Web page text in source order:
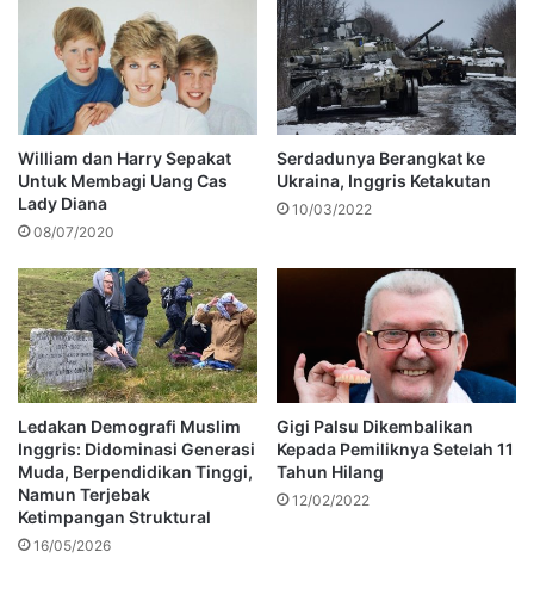
William dan Harry Sepakat
Untuk Membagi Uang Cas
Lady Diana
08/07/2020
Serdadunya Berangkat ke
Ukraina, Inggris Ketakutan
10/03/2022
Ledakan Demografi Muslim
Inggris: Didominasi Generasi
Muda, Berpendidikan Tinggi,
Namun Terjebak
Ketimpangan Struktural
16/05/2026
Gigi Palsu Dikembalikan
Kepada Pemiliknya Setelah 11
Tahun Hilang
12/02/2022